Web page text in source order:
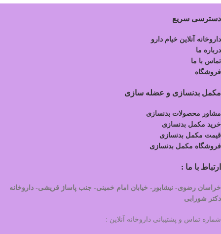
دسترسی سریع
داروخانه آنلاین خیام دارو
درباره ما
تماس با ما
فروشگاه
مکمل بدنسازی و عضله سازی
مشاور محصولات بدنسازی
خرید مکمل بدنسازی
قیمت مکمل بدنسازی
فروشگاه مکمل بدنسازی
ارتباط با ما :
خراسان رضوی- نیشابور- خیابان امام خمینی- جنب پاساژ قریشی- داروخانه
دکتر شورابی
شماره تماس و پشتیبانی داروخانه آنلاین :